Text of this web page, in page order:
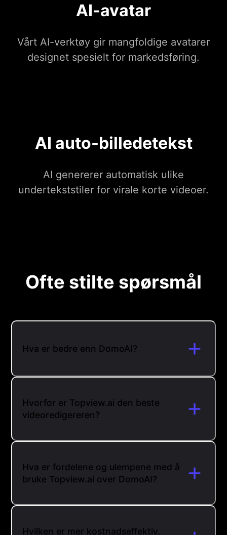
AI-avatar
Vårt AI-verktøy gir mangfoldige avatarer
designet spesielt for markedsføring.
AI auto-billedetekst
AI genererer automatisk ulike
undertekststiler for virale korte videoer.
Ofte stilte spørsmål
Hva er bedre enn DomoAI?
Hvorfor er Topview.ai den beste
videoredigereren?
Hva er fordelene og ulempene med å
bruke Topview.ai over DomoAI?
Hvilken er mer kostnadseffektiv,